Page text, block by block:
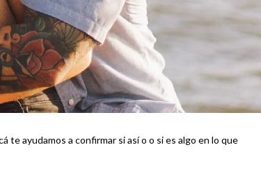
te ayudamos a confirmar si así o o si es algo en lo que